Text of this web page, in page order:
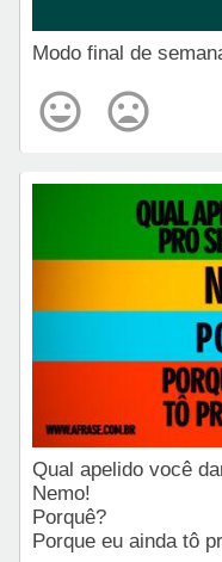
Modo final de
Qual apelido você
Nemo!
Porquê?
Porque eu ainda tô